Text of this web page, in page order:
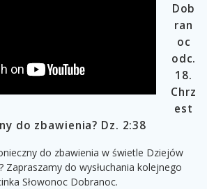
Dob
ran
oc
odc.
18.
Chrz
est
do zbawienia? Dz. 2:38
do zbawienia w świetle Dziejów
​? Zapraszamy do wysłuchania kolejnego
Słowonoc Dobranoc.